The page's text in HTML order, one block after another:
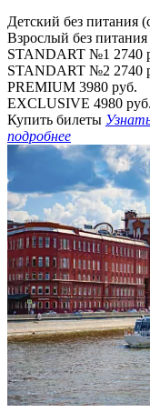
Детский без питания
Взрослый без питания
STANDART №1 2740
STANDART №2 2740
PREMIUM 3980 руб.
EXCLUSIVE 4980 руб.
Купить билеты
подробнее